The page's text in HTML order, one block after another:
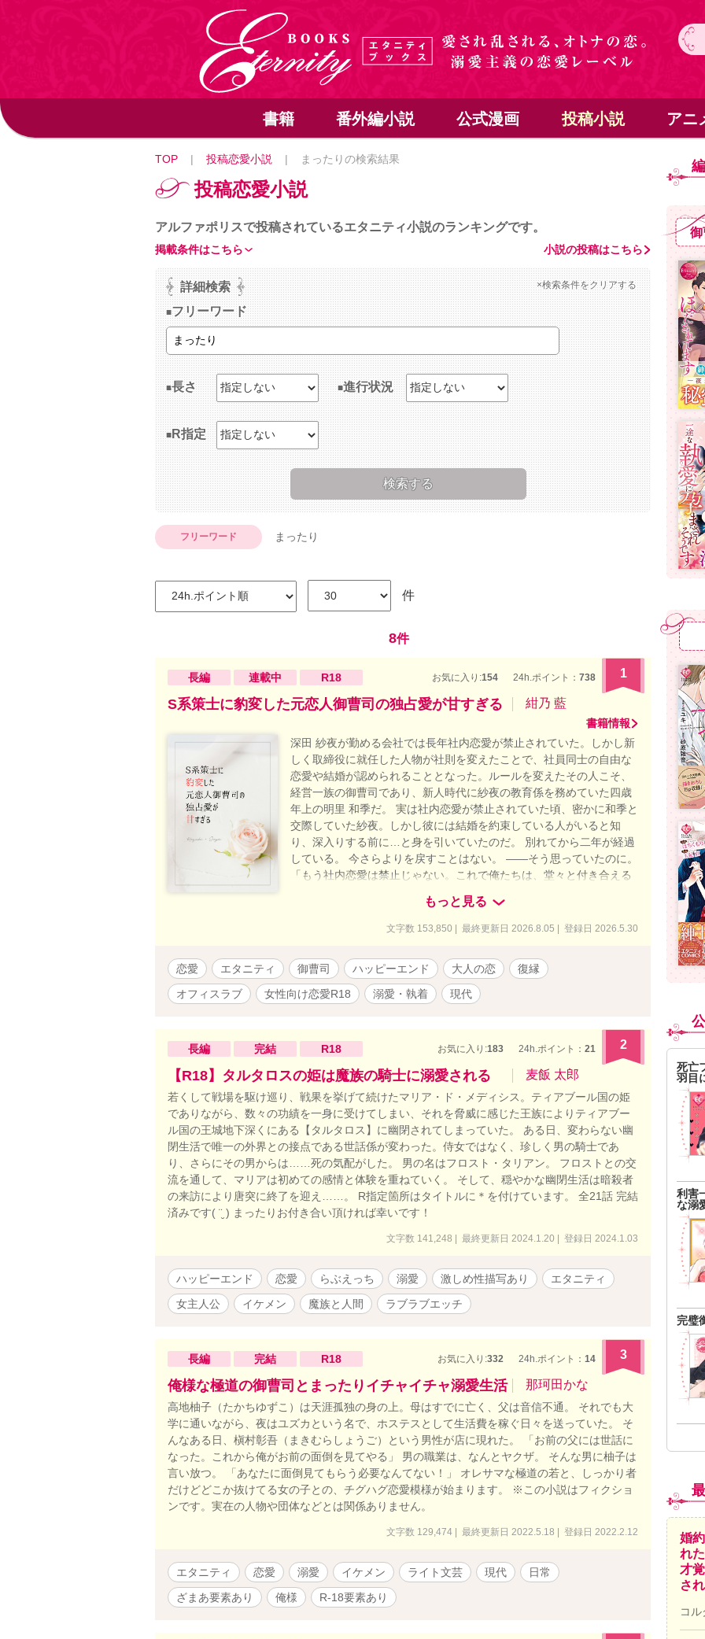
書籍 番外編小説 公式漫画 投稿小説 アニ
TOP | 投稿恋愛小説 | まったりの検索結果
投稿恋愛小説
アルファポリスで投稿されているエタニティ小説のランキングです。
小説の投稿はこちら
掲載条件はこちら
詳細検索 ×検索条件をクリアする
フリーワード
長さ 進行状況
R指定
フリーワード まったり
件
8件
長編 連載中 R18 お気に入り:154 24h.ポイント： 738 1
S系策士に豹変した元恋人御曹司の独占愛が甘すぎる 紺乃 藍
書籍情報
深田 紗夜が勤める会社では長年社内恋愛が禁止されていた。しかし新
しく取締役に就任した人物が社則を変えたことで、社員同士の自由な
恋愛や結婚が認められることとなった。ルールを変えたその人こそ、
経営一族の御曹司であり、新人時代に紗夜の教育係を務めていた四歳
年上の明里 和季だ。 実は社内恋愛が禁止されていた頃、密かに和季と
交際していた紗夜。しかし彼には結婚を約束している人がいると知
り、深入りする前に…と身を引いていたのだ。 別れてから二年が経過
している。 今さらよりを戻すことはない。 ――そう思っていたのに。
「もう社内恋愛は禁止じゃない。これで俺たちは、堂々と付き合える
だろ？」 優しかったはずの和季が、甘くみだらに、そしてなぜか意地
悪に紗夜に迫ってきて……!? ◇ 書けたら投稿、のまったり不定期です
◇ 設定はすべてフィクションです。実際の人物・企業・団体には一切
表記しています ◇ 表紙はCanvaさまで作成いたしました
もっと見る
文字数 153,850 | 最終更新日 2026.8.05 | 登録日 2026.5.30
恋愛 エタニティ 御曹司 ハッピーエンド 大人の恋
復縁
オフィスラブ
女性向け恋愛R18 溺愛・執着 現代
長編 完結 R18 お気に入り:183 24h.ポイント： 21 2
【R18】タルタロスの姫は魔族の騎士に溺愛される 麦飯 太郎
若くして戦場を駆け巡り、戦果を挙げて続けたマリア・ド・メディシス。ティアブール国の姫
でありながら、数々の功績を一身に受けてしまい、それを脅威に感じた王族によりティアブー
ル国の王城地下深くにある【タルタロス】に幽閉されてしまっていた。 ある日、変わらない幽
閉生活で唯一の外界との接点である世話係が変わった。侍女ではなく、珍しく男の騎士であ
り、さらにその男からは……死の気配がした。 男の名はフロスト・タリアン。 フロストとの交
流を通して、マリアは初めての感情と体験を重ねていく。 そして、穏やかな幽閉生活は暗殺者
の来訪により唐突に終了を迎え……。 R指定箇所はタイトルに＊を付けています。 全21話 完結
済みです( ¨̮ ) まったりお付き合い頂ければ幸いです！
文字数 141,248 | 最終更新日 2024.1.20 | 登録日 2024.1.03
ハッピーエンド 恋愛 らぶえっち 溺愛 激しめ性描写あり
エタニティ
女主人公
イケメン 魔族と人間 ラブラブエッチ
長編 完結 R18 お気に入り:332 24h.ポイント： 14 3
俺様な極道の御曹司とまったりイチャイチャ溺愛生活 那珂田かな
高地柚子（たかちゆずこ）は天涯孤独の身の上。母はすでに亡く、父は音信不通。 それでも大
学に通いながら、夜はユズカという名で、ホステスとして生活費を稼ぐ日々を送っていた。 そ
んなある日、槇村彰吾（まきむらしょうご）という男性が店に現れた。 「お前の父には世話に
なった。これから俺がお前の面倒を見てやる」 男の職業は、なんとヤクザ。 そんな男に柚子は
言い放つ。 「あなたに面倒見てもらう必要なんてない！」 オレサマな極道の若と、しっかり者
だけどどこか抜けてる女の子との、チグハグ恋愛模様が始まります。 ※この小説はフィクショ
ンです。実在の人物や団体などとは関係ありません。
文字数 129,474 | 最終更新日 2022.5.18 | 登録日 2022.2.12
エタニティ 恋愛 溺愛 イケメン ライト文芸 現代
日常
ざまあ要素あり
俺様 R-18要素あり
死亡
羽目
利害
な溺
完璧
婚
れ
才
さ
コル